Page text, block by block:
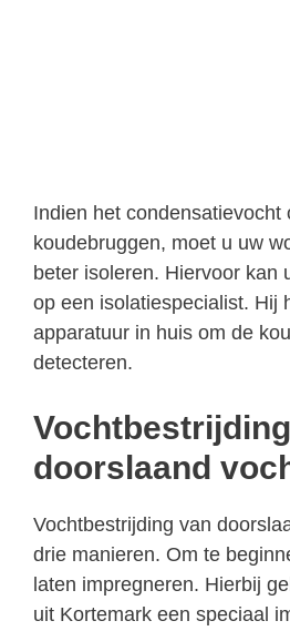
Indien het condensatievocht
koudebruggen, moet u uw
beter isoleren. Hiervoor kan
op een isolatiespecialist. Hij
apparatuur in huis om de
detecteren.
doorslaand
Vochtbestrijding van
drie manieren. Om te
laten impregneren. Hierbij
uit Kortemark een speciaal